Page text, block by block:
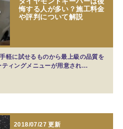
悔する人が多い？施工料金
や評判について解説
軽に試せるものから最上級の品質を
ィングメニューが用意され…
2018/07/27 更新